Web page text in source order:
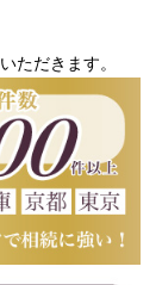
ただきます。